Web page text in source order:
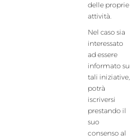
delle proprie
attività.
Nel caso sia
interessato
ad essere
informato su
tali iniziative,
potrà
iscriversi
prestando il
suo
consenso al